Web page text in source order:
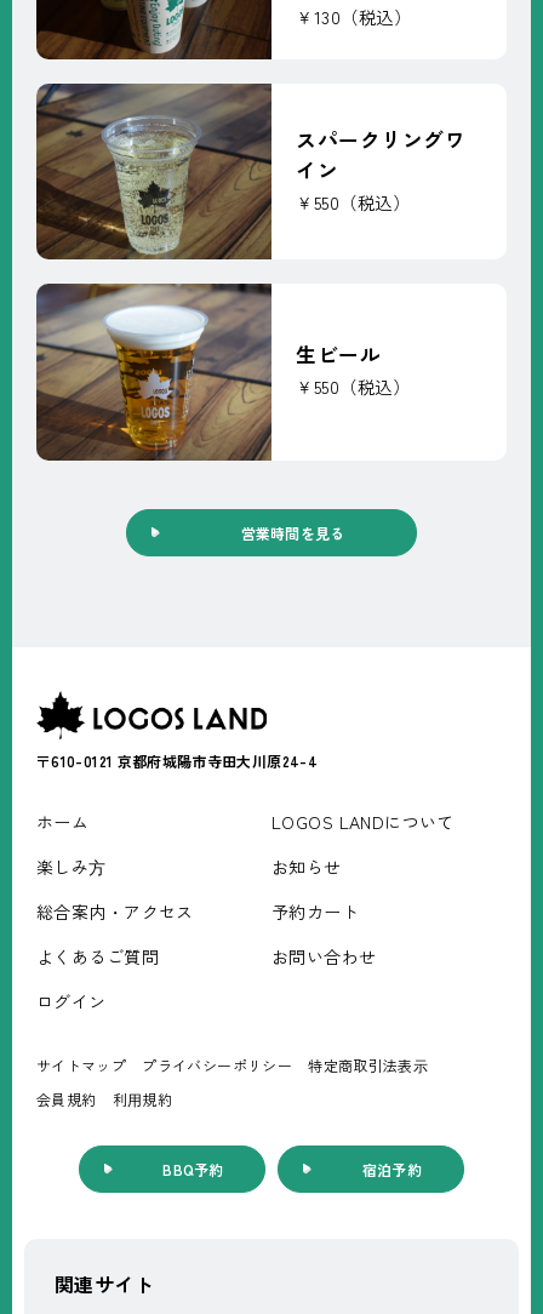
￥130（税込）
スパークリングワ
イン
￥550（税込）
生ビール
￥550（税込）
営業時間を見る
〒610-0121 京都府城陽市寺田大川原24-4
ホーム
LOGOS LANDについて
楽しみ⽅
お知らせ
総合案内・アクセス
予約カート
よくあるご質問
お問い合わせ
ログイン
サイトマップ プライバシーポリシー
特定商取引法表⽰
会員規約
利⽤規約
BBQ予約 宿泊予約
関連サイト